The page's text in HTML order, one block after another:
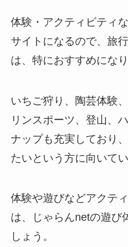
体験・アクティビティ
サイトになるので、旅
は、特におすすめになり
いちご狩り、陶芸体験
リンスポーツ、登山、
ナップも充実しており
たいという方に向いてい
体験や遊びなどアクテ
は、じゃらんnetの遊び
しょう。